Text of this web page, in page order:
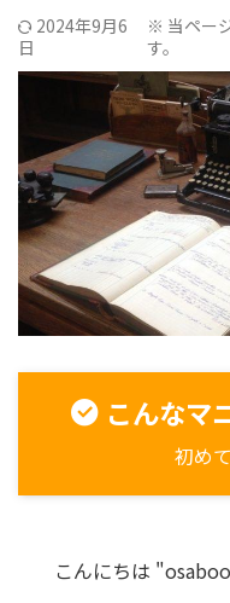
2024年9月6
日
※ 当ペー
す。
こんなマ
初め
こんにちは